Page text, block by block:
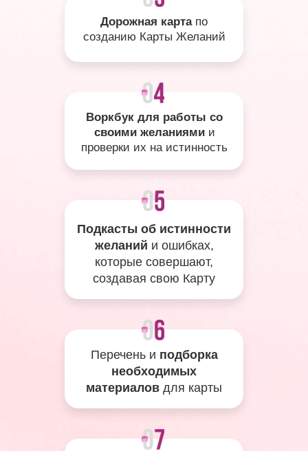
Подкасты об истинности
желаний и ошибках,
которые совершают,
создавая свою Карту
Перечень и подборка
необходимых
материалов для карты
Дорожная картапо
созданию Карты Желаний
Воркбук для работы со
своими желаниямии
проверки их на истинность